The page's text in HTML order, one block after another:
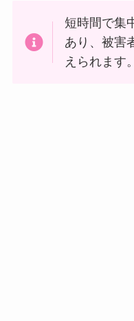
短時間で集
あり、被害
えられます。